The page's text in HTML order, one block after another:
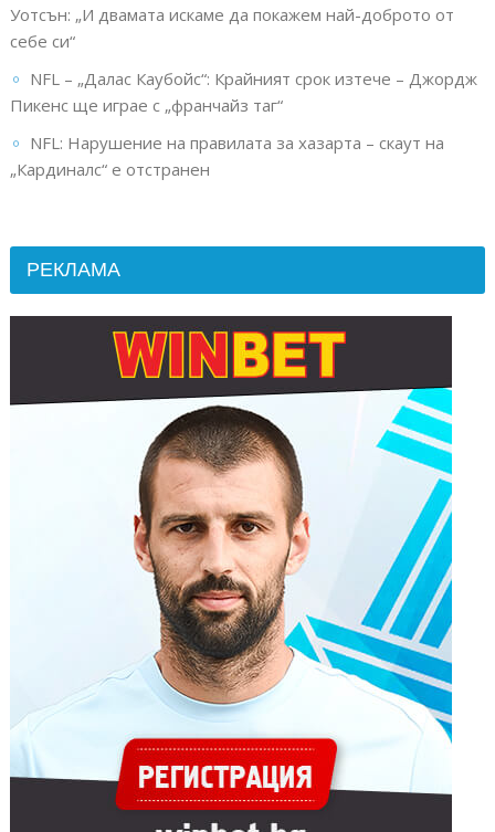
Уотсън: „И двамата искаме да покажем най-доброто от
себе си“
NFL – „Далас Каубойс“: Крайният срок изтече – Джордж
Пикенс ще играе с „франчайз таг“
NFL: Нарушение на правилата за хазарта – скаут на
„Кардиналс“ е отстранен
РЕКЛАМА